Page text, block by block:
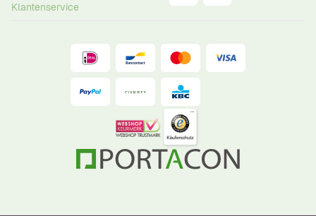
Klantenservice